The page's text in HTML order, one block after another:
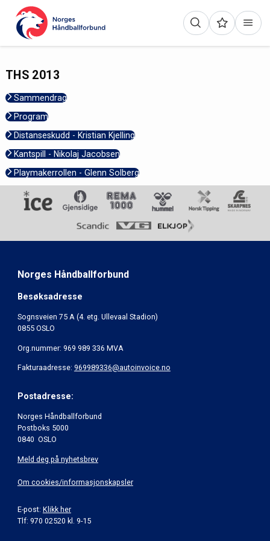
THS 2013
Sammendrag
Program
Distanseskudd - Kristian Kjelling
Kantspill - Nikolaj Jacobsen
Playmakerrollen - Glenn Solberg
Norges Håndballforbund
Besøksadresse
Sognsveien 75 A (4. etg. Ullevaal Stadion)
0855 OSLO
Org.nummer: 969 989 336 MVA
Fakturaadresse: 969989336@autoinvoice.no
Postadresse:
Norges Håndballforbund
Postboks 5000
0840 OSLO
Meld deg på nyhetsbrev
Om cookies/informasjonskapsler
E-post: Klikk her
Tlf: 970 02520 kl. 9-15